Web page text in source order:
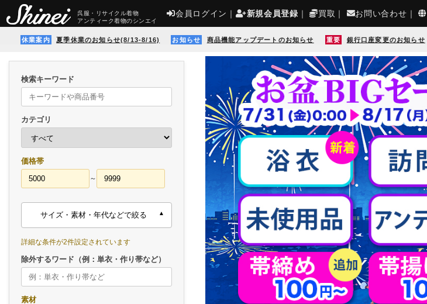
呉服・リサイクル着物
アンティーク着物のシンエイ
会員ログイン ｜ 新規会員登録 ｜ 買取 ｜ お問い合わせ ｜
休業案内 夏季休業のお知らせ(8/13-8/16) お知らせ 商品機能アップデートのお知らせ 重要 銀行口座変更のお知らせ
検索キーワード
カテゴリ
価格帯
～
サイズ・素材・年代などで絞る
詳細な条件が2件設定されています
除外するワード（例：単衣・作り帯など）
素材